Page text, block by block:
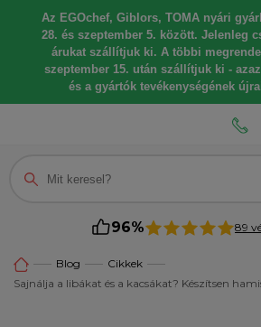
Az EGOchef, Giblors, TOMA nyári
28. és szeptember 5. között. Jelenleg
árukat szállítjuk ki. A többi
szeptember 15. után szállítjuk ki -
és a gyártók tevékenységének
96% 89
Blog
Cikkek
Sajnálja a libákat és a kacsákat? Készítsen